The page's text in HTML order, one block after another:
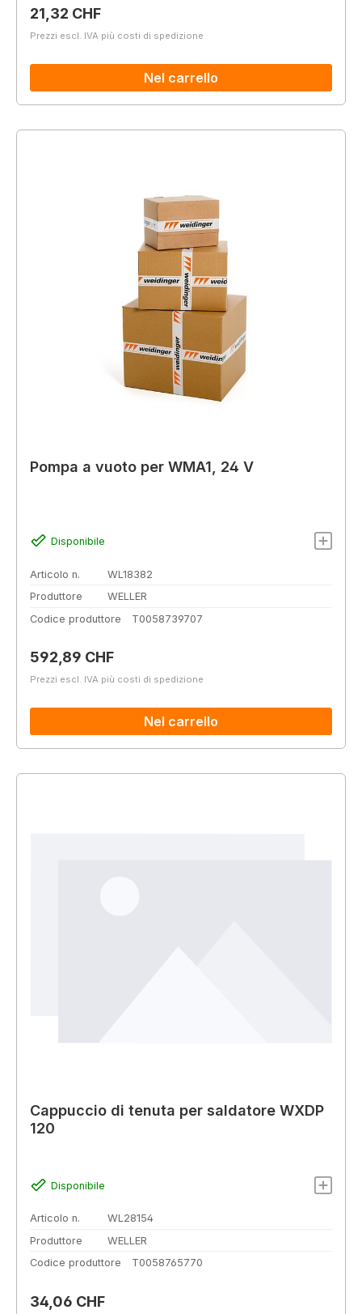
Prezzo normale:
21,32 CHF
Prezzi escl. IVA più costi di spedizione
Nel carrello
Pompa a vuoto per WMA1, 24 V
Disponibile
Articolo n.
WL18382
Produttore
WELLER
Codice produttore
T0058739707
Prezzo normale:
592,89 CHF
Prezzi escl. IVA più costi di spedizione
Nel carrello
Cappuccio di tenuta per saldatore WXDP
120
Disponibile
Articolo n.
WL28154
Produttore
WELLER
Codice produttore
T0058765770
Prezzo normale:
34,06 CHF